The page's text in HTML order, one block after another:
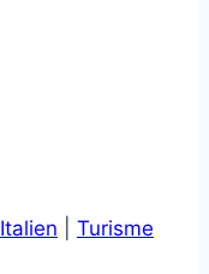
Turisme